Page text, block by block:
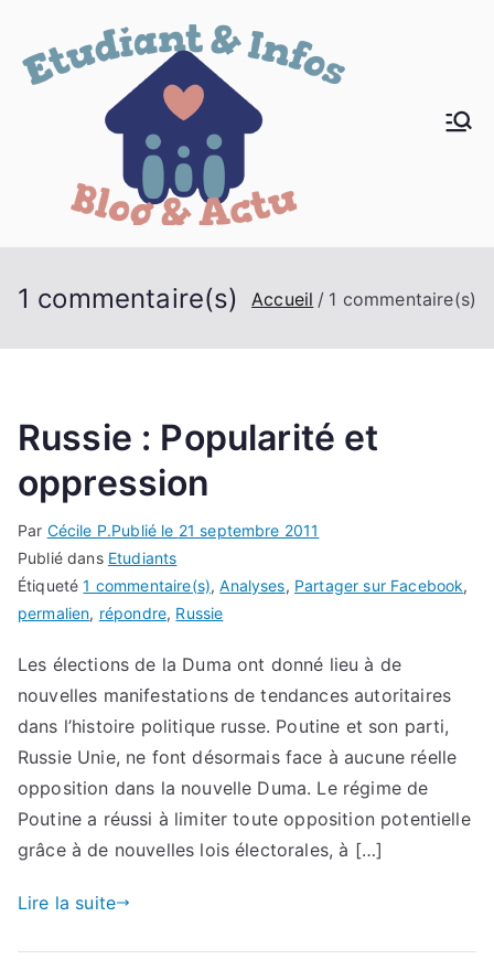
contenu
Actua
1 commentaire(s) Accueil 1 commentaire(s)
Russie : Popularité et
oppression
Par Cécile P.Publié le 21 septembre 2011
Publié dans Etudiants
Étiqueté1 commentaire(s),Analyses, Partager sur Facebook,
permalien, répondre, Russie
Les élections de la Duma ont donné lieu à de
nouvelles manifestations de tendances autoritaires
dans l’histoire politique russe. Poutine et son parti,
Russie Unie, ne font désormais face à aucune réelle
opposition dans la nouvelle Duma. Le régime de
Poutine a réussi à limiter toute opposition potentielle
grâce à de nouvelles lois électorales, à […]
Lire la suite